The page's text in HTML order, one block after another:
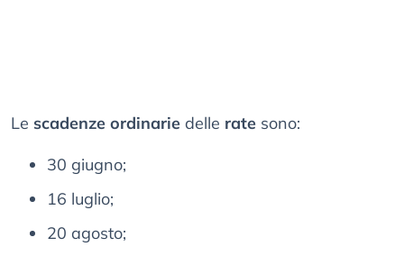
Le scadenze ordinarie delle rate sono:
30 giugno;
16 luglio;
20 agosto;